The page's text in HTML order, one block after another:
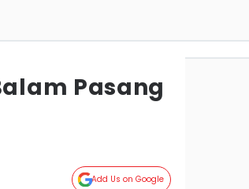
Pasang
Add Us on Google